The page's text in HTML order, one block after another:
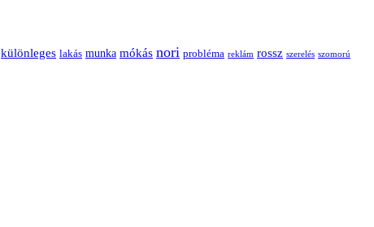
különleges lakás munka mókás nori probléma reklám rossz szerelés szomorú